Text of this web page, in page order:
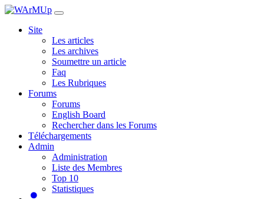
Site
Les articles
Les archives
Soumettre un article
Faq
Les Rubriques
Forums
Forums
English Board
Rechercher dans les Forums
Téléchargements
Admin
Administration
Liste des Membres
Top 10
Statistiques